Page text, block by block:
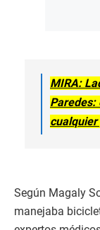
MIRA:
Paredes:
Según Magaly
manejaba